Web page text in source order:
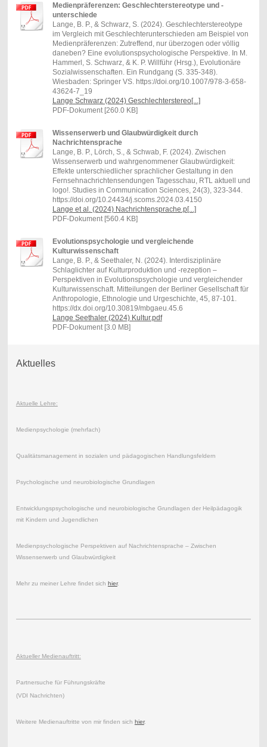
Medienpräferenzen: Geschlechterstereotype und -
unterschiede
Lange, B. P., & Schwarz, S. (2024). Geschlechterstereotype
im Vergleich mit Geschlechterunterschieden am Beispiel von
Medienpräferenzen: Zutreffend, nur überzogen oder völlig
daneben? Eine evolutionspsychologische Perspektive. In M.
Hammerl, S. Schwarz, & K. P. Willführ (Hrsg.), Evolutionäre
Sozialwissenschaften. Ein Rundgang (S. 335-348).
Wiesbaden: Springer VS. https://doi.org/10.1007/978-3-658-
43624-7_19
Lange Schwarz (2024) Geschlechterstereo[...]
PDF-Dokument [260.0 KB]
Wissenserwerb und Glaubwürdigkeit durch
Nachrichtensprache
Lange, B. P., Lörch, S., & Schwab, F. (2024). Zwischen
Wissenserwerb und wahrgenommener Glaubwürdigkeit:
Effekte unterschiedlicher sprachlicher Gestaltung in den
Fernsehnachrichtensendungen Tagesschau, RTL aktuell und
logo!. Studies in Communication Sciences, 24(3), 323-344.
https://doi.org/10.24434/j.scoms.2024.03.4150
Lange et al. (2024) Nachrichtensprache.p[...]
PDF-Dokument [560.4 KB]
Evolutionspsychologie und vergleichende
Kulturwissenschaft
Lange, B. P., & Seethaler, N. (2024). Interdisziplinäre
Schlaglichter auf Kulturproduktion und -rezeption –
Perspektiven in Evolutionspsychologie und vergleichender
Kulturwissenschaft. Mitteilungen der Berliner Gesellschaft für
Anthropologie, Ethnologie und Urgeschichte, 45, 87-101.
https://dx.doi.org/10.30819/mbgaeu.45.6
Lange Seethaler (2024) Kultur.pdf
PDF-Dokument [3.0 MB]
Aktuelles
Aktuelle Lehre:
Medienpsychologie (mehrfach)
Qualitätsmanagement in sozialen und pädagogischen Handlungsfeldern
Psychologische und neurobiologische Grundlagen
Entwicklungspsychologische und neurobiologische Grundlagen der Heilpädagogik
mit Kindern und Jugendlichen
Medienpsychologische Perspektiven auf Nachrichtensprache – Zwischen
Wissenserwerb und Glaubwürdigkeit
Mehr zu meiner Lehre findet sich hier.
Aktueller Medienauftritt:
Partnersuche für Führungskräfte
(VDI Nachrichten)
Weitere Medienauftritte von mir finden sich hier.